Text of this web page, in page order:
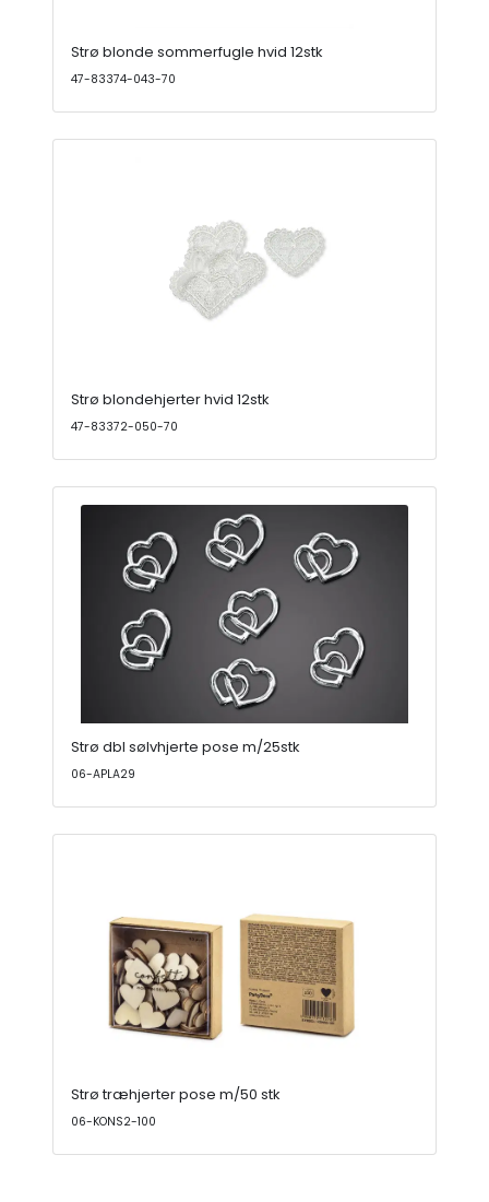
Strø blonde sommerfugle hvid 12stk
47-83374-043-70
Strø blondehjerter hvid 12stk
47-83372-050-70
Strø dbl sølvhjerte pose m/25stk
06-APLA29
Strø træhjerter pose m/50 stk
06-KONS2-100